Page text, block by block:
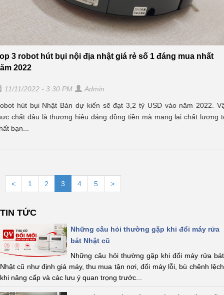
3 robot hút bụi nội địa nhật giá rẻ số 1 đáng mua nhất
2022
11/11/2022 - 3:30 PM Admin
hút bụi Nhật Bản dự kiến sẽ đạt 3,2 tỷ USD vào năm 2022.
chất đâu là thương hiệu đáng đồng tiền mà mang lại chất lượng
bạn...
< 1 2 3 4 5 >
TIN TỨC
Những câu hỏi thường gặp khi đổi máy rửa
bát Nhật cũ
Những câu hỏi thường gặp khi đổi máy rửa bát
Nhật cũ như định giá máy, thu mua tận nơi, đổi máy lỗi, bù chênh lệch
khi nâng cấp và các lưu ý quan trọng trước...